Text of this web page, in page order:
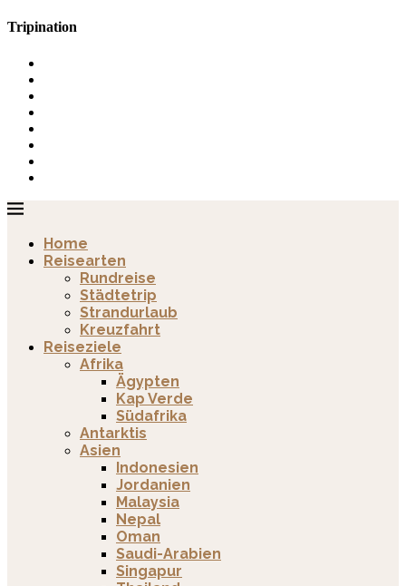
Tripination
Home
Reisearten
Rundreise
Städtetrip
Strandurlaub
Kreuzfahrt
Reiseziele
Afrika
Ägypten
Kap Verde
Südafrika
Antarktis
Asien
Indonesien
Jordanien
Malaysia
Nepal
Oman
Saudi-Arabien
Singapur